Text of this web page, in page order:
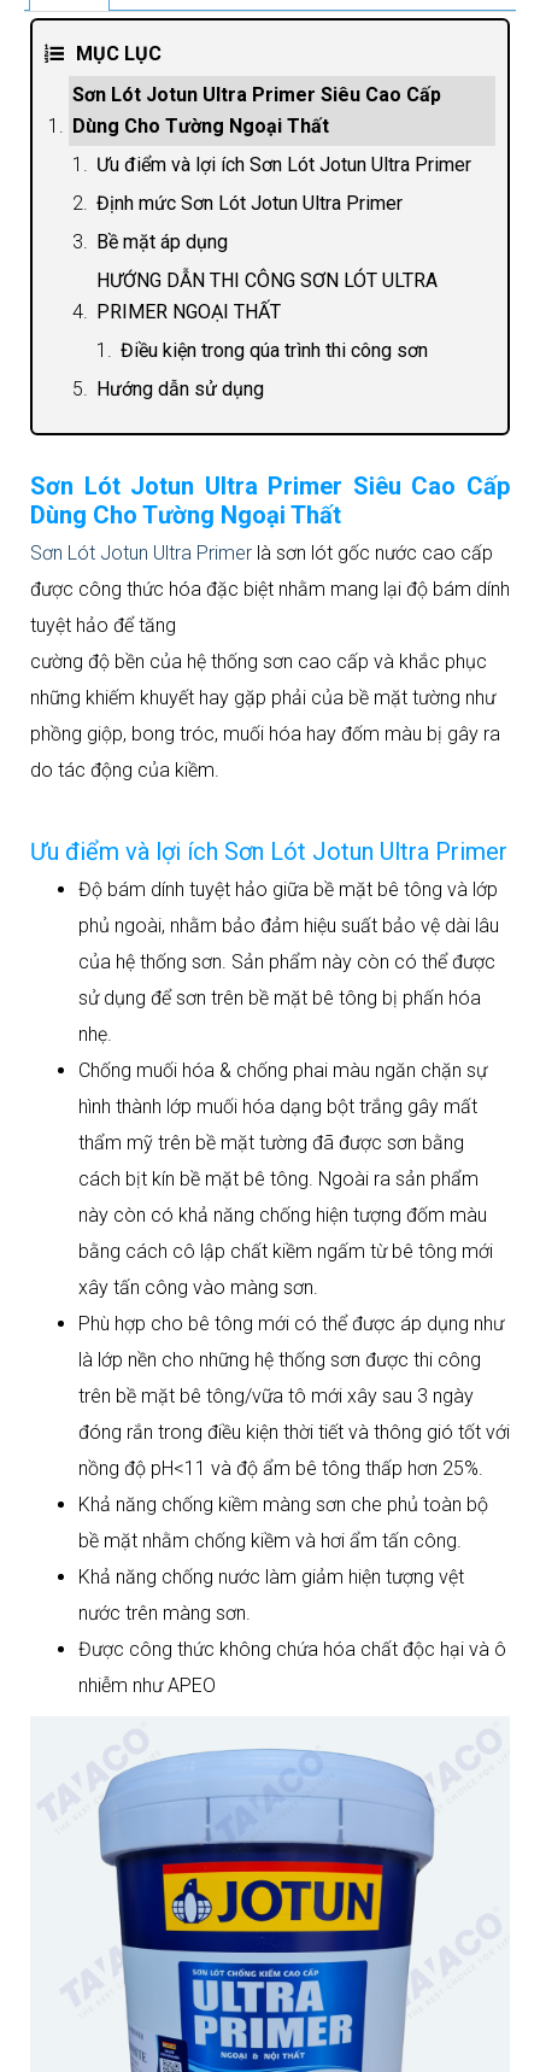
MỤC LỤC
Sơn Lót Jotun Ultra Primer Siêu Cao Cấp
Dùng Cho Tường Ngoại Thất
Ưu điểm và lợi ích Sơn Lót Jotun Ultra Primer
Định mức Sơn Lót Jotun Ultra Primer
Bề mặt áp dụng
HƯỚNG DẪN THI CÔNG SƠN LÓT ULTRA
PRIMER NGOẠI THẤT
Điều kiện trong qúa trình thi công sơn
Hướng dẫn sử dụng
Sơn Lót Jotun Ultra Primer Siêu Cao Cấp
Dùng Cho Tường Ngoại Thất
Sơn Lót Jotun Ultra Primer là sơn lót gốc nước cao cấp
được công thức hóa đặc biệt nhằm mang lại độ bám dính
tuyệt hảo để tăng
cường độ bền của hệ thống sơn cao cấp và khắc phục
những khiếm khuyết hay gặp phải của bề mặt tường như
phồng giộp, bong tróc, muối hóa hay đốm màu bị gây ra
do tác động của kiềm.
Ưu điểm và lợi ích Sơn Lót Jotun Ultra Primer
Độ bám dính tuyệt hảo giữa bề mặt bê tông và lớp
phủ ngoài, nhằm bảo đảm hiệu suất bảo vệ dài lâu
của hệ thống sơn. Sản phẩm này còn có thể được
sử dụng để sơn trên bề mặt bê tông bị phấn hóa
nhẹ.
Chống muối hóa & chống phai màu ngăn chặn sự
hình thành lớp muối hóa dạng bột trắng gây mất
thẩm mỹ trên bề mặt tường đã được sơn bằng
cách bịt kín bề mặt bê tông. Ngoài ra sản phẩm
này còn có khả năng chống hiện tượng đốm màu
bằng cách cô lập chất kiềm ngấm từ bê tông mới
xây tấn công vào màng sơn.
Phù hợp cho bê tông mới có thể được áp dụng như
là lớp nền cho những hệ thống sơn được thi công
trên bề mặt bê tông/vữa tô mới xây sau 3 ngày
đóng rắn trong điều kiện thời tiết và thông gió tốt với
nồng độ pH<11 và độ ẩm bê tông thấp hơn 25%.
Khả năng chống kiềm màng sơn che phủ toàn bộ
bề mặt nhằm chống kiềm và hơi ẩm tấn công.
Khả năng chống nước làm giảm hiện tượng vệt
nước trên màng sơn.
Được công thức không chứa hóa chất độc hại và ô
nhiễm như APEO